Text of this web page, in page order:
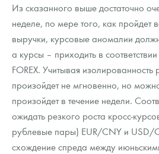
Из сказанного выше достаточно
неделе, по мере того, как пройдет
выручки, курсовые аномалии
а курсы – приходить в
FOREX. Учитывая изолированность
произойдет не мгновенно, но
произойдет в течение недели.
ожидать резкого роста кросс-
рублевые пары) EUR/CNY и USD/
схождение спреда между